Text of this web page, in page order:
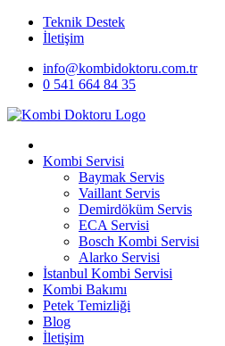
Teknik Destek
İletişim
info@kombidoktoru.com.tr
0 541 664 84 35
Kombi Servisi
Baymak Servis
Vaillant Servis
Demirdöküm Servis
ECA Servisi
Bosch Kombi Servisi
Alarko Servisi
İstanbul Kombi Servisi
Kombi Bakımı
Petek Temizliği
Blog
İletişim